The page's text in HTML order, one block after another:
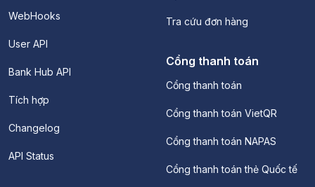
WebHooks
User API
Bank Hub API
Tích hợp
Changelog
API Status
Tra cứu đơn hàng
Cổng thanh toán
Cổng thanh toán
Cổng thanh toán VietQR
Cổng thanh toán NAPAS
Cổng thanh toán thẻ Quốc tế